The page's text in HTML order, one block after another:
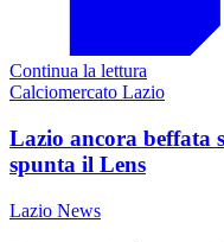
Continua la lettura
Calciomercato Lazio
Lazio ancora beffata
spunta il Lens
Lazio News